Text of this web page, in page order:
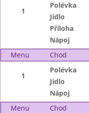
1
Polévka
Jídlo
Příloha
Nápoj
Menu
Chod
1
Polévka
Jídlo
Nápoj
Menu
Chod